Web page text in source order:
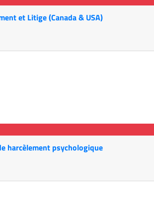
et Litige (Canada & USA)
harcèlement psychologique